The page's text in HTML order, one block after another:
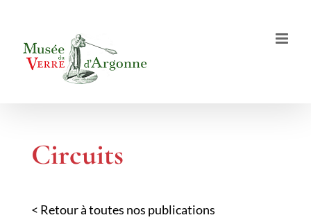
contenu
Circuits
< Retour à toutes nos publications